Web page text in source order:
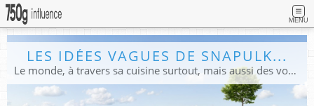
MENU
LES IDÉES VAGUES DE SNAPULK...
Le monde, à travers sa cuisine surtout, mais aussi des voyages, et des idées.